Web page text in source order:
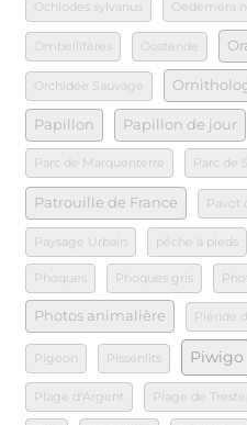
Ochlodes sylvanus Oedemera
Ombellifères Oostende
Orchidée Sauvage
Papillon Papillon de jour
Parc de Marquenterre Parc de
Patrouille de France Pavot
Paysage Urbain pêche à pieds
Phoques Phoques gris
Photos animalière Piéride
Pigeon Pissenlits Piwigo
Plage d'Argent Plage de Trestel